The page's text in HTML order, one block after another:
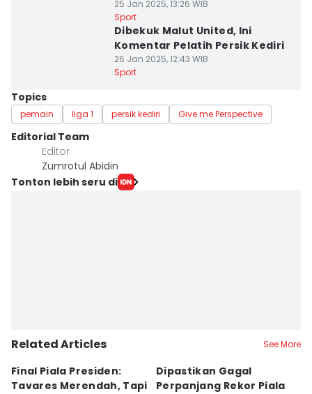
25 Jan 2025, 13:26 WIB
Sport
Dibekuk Malut United, Ini
Komentar Pelatih Persik Kediri
26 Jan 2025, 12:43 WIB
Sport
Topics
pemain liga 1 persik kediri Give me Perspective
Editorial Team
Editor
Zumrotul Abidin
Tonton lebih seru di
Related Articles See More
Final Piala Presiden:
Tavares Merendah, Tapi
Dipastikan Gagal
Perpanjang Rekor Piala